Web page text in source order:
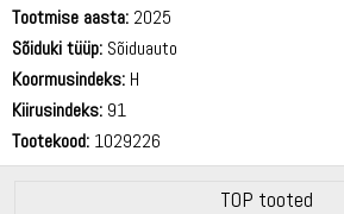
Tootmise aasta: 2025
Sõiduki tüüp: Sõiduauto
Koormusindeks: H
Kiirusindeks: 91
Tootekood: 1029226
TOP tooted